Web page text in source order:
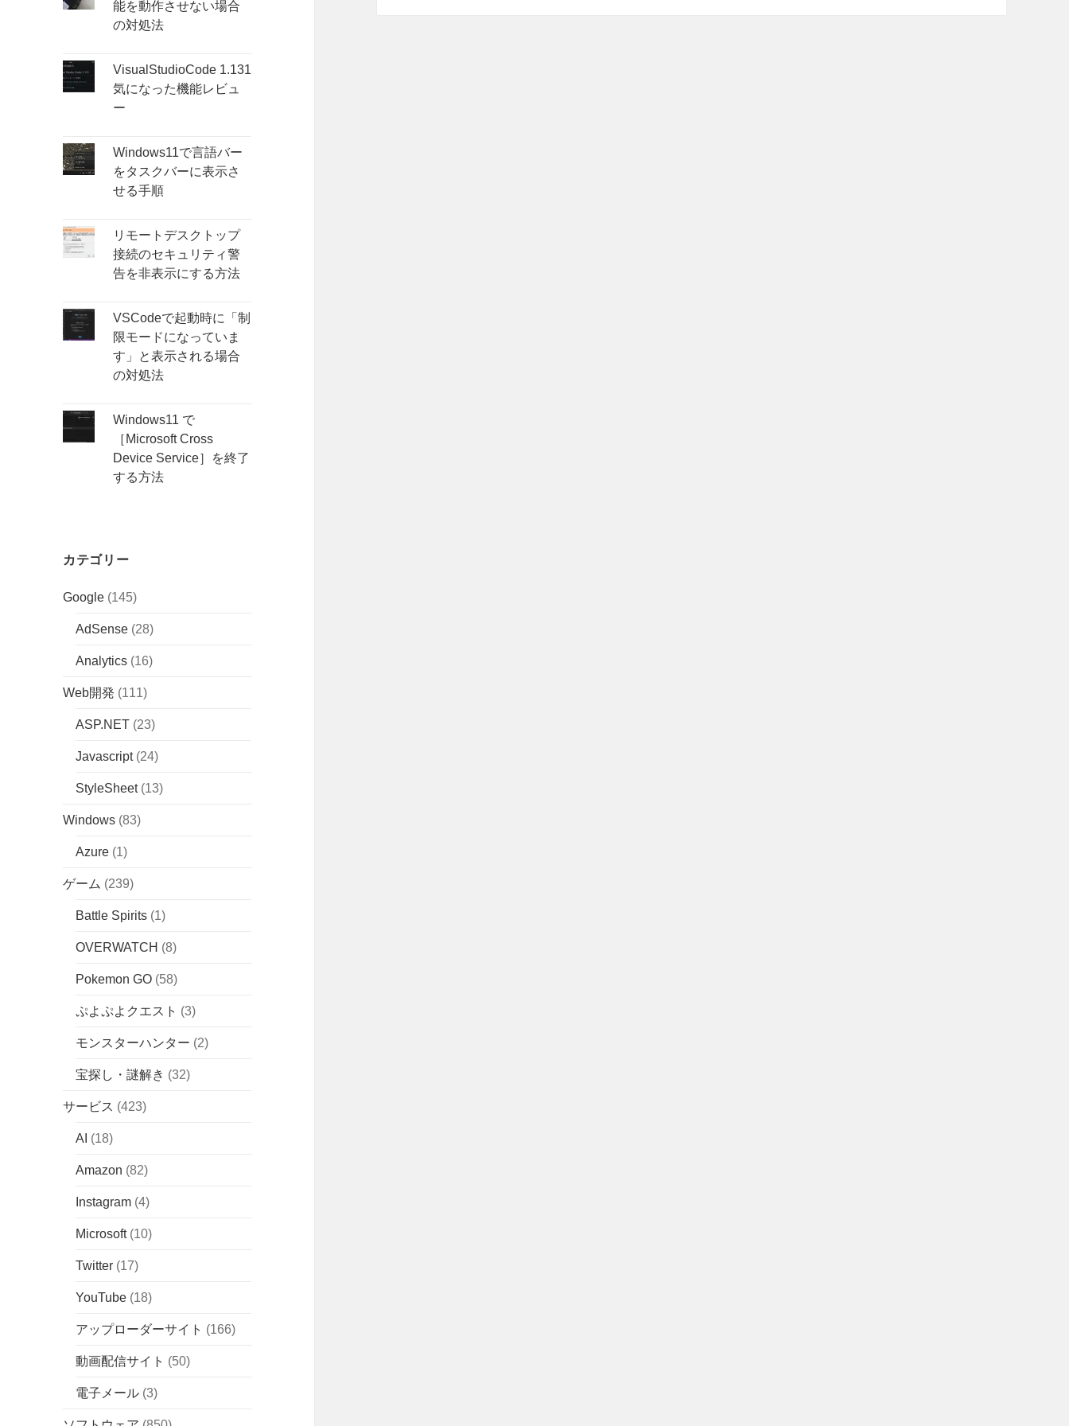
能を動作させない場合
の対処法
VisualStudioCode 1.131
気になった機能レビュ
ー
Windows11で言語バー
をタスクバーに表示さ
せる手順
リモートデスクトップ
接続のセキュリティ警
告を非表示にする方法
VSCodeで起動時に「制
限モードになっていま
す」と表示される場合
の対処法
Windows11 で
［Microsoft Cross
Device Service］を終了
する方法
カテゴリー
Google (145)
AdSense (28)
Analytics (16)
Web開発 (111)
ASP.NET (23)
Javascript(24)
StyleSheet(13)
Windows (83)
Azure (1)
ゲーム (239)
Battle Spirits (1)
OVERWATCH (8)
Pokemon GO (58)
ぷよぷよクエスト (3)
モンスターハンター (2)
宝探し・謎解き (32)
サービス (423)
AI (18)
Amazon (82)
Instagram (4)
Microsoft(10)
Twitter (17)
YouTube (18)
アップローダーサイト (166)
動画配信サイト (50)
電子メール (3)